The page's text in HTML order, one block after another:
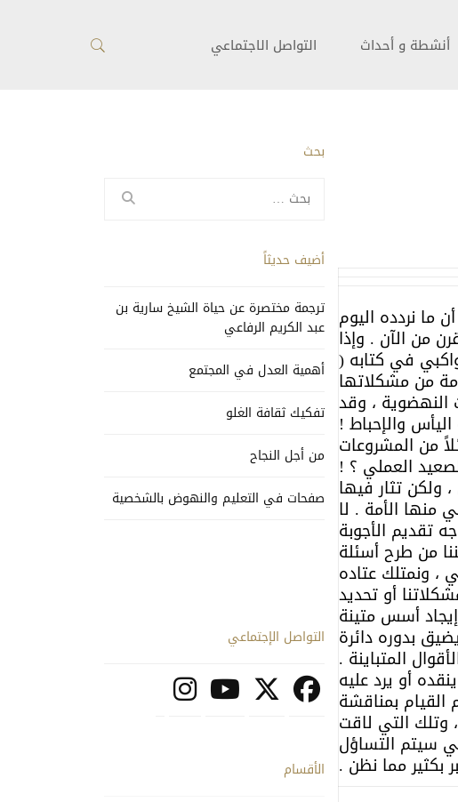
أنشطة و أحداث التواصل الاجتماعي
ما نردده اليوم
من الآن . وإذا
في كتابه (
من مشكلاتها
، وقد
والإحباط !
من المشروعات
العملي ؟ !
ولكن تثار فيها
منها الأمة . لا
تقديم الأجوبة
من طرح أسئلة
، ونمتلك عتاده
أو تحديد
أسس متينة
بدوره دائرة
المتباينة .
أو يرد عليه
بمناقشة
وتلك التي لاقت
سيتم التساؤل
بكثير مما نظن .
بحث
عن:
أضيف حديثاً
ترجمة مختصرة عن حياة الشيخ سارية بن
عبد الكريم الرفاعي
أهمية العدل في المجتمع
تفكيك ثقافة الغلو
من أجل النجاح
صفحات في التعليم والنهوض بالشخصية
التواصل الإجتماعي
الأقسام